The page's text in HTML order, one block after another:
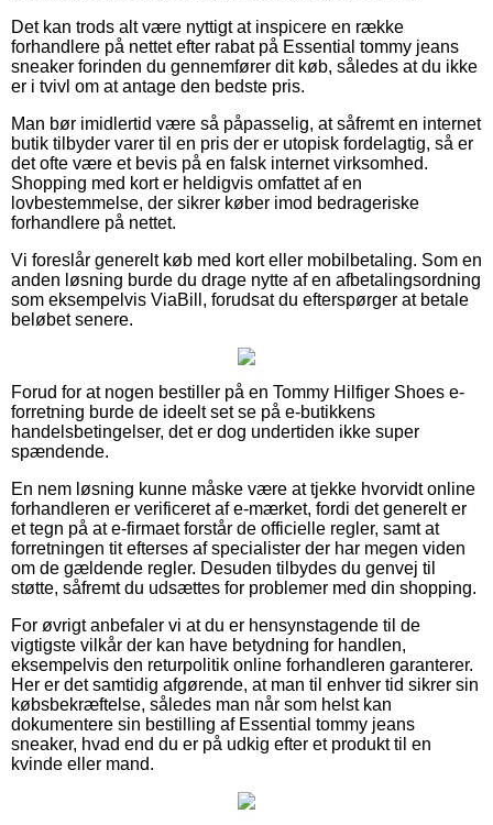
Det kan trods alt være nyttigt at inspicere en række
forhandlere på nettet efter rabat på Essential tommy jeans
sneaker forinden du gennemfører dit køb, således at du ikke
er i tvivl om at antage den bedste pris.
Man bør imidlertid være så påpasselig, at såfremt en internet
butik tilbyder varer til en pris der er utopisk fordelagtig, så er
det ofte være et bevis på en falsk internet virksomhed.
Shopping med kort er heldigvis omfattet af en
lovbestemmelse, der sikrer køber imod bedrageriske
forhandlere på nettet.
Vi foreslår generelt køb med kort eller mobilbetaling. Som en
anden løsning burde du drage nytte af en afbetalingsordning
som eksempelvis ViaBill, forudsat du efterspørger at betale
beløbet senere.
Forud for at nogen bestiller på en Tommy Hilfiger Shoes e-
forretning burde de ideelt set se på e-butikkens
handelsbetingelser, det er dog undertiden ikke super
spændende.
En nem løsning kunne måske være at tjekke hvorvidt online
forhandleren er verificeret af e-mærket, fordi det generelt er
et tegn på at e-firmaet forstår de officielle regler, samt at
forretningen tit efterses af specialister der har megen viden
om de gældende regler. Desuden tilbydes du genvej til
støtte, såfremt du udsættes for problemer med din shopping.
For øvrigt anbefaler vi at du er hensynstagende til de
vigtigste vilkår der kan have betydning for handlen,
eksempelvis den returpolitik online forhandleren garanterer.
Her er det samtidig afgørende, at man til enhver tid sikrer sin
købsbekræftelse, således man når som helst kan
dokumentere sin bestilling af Essential tommy jeans
sneaker, hvad end du er på udkig efter et produkt til en
kvinde eller mand.